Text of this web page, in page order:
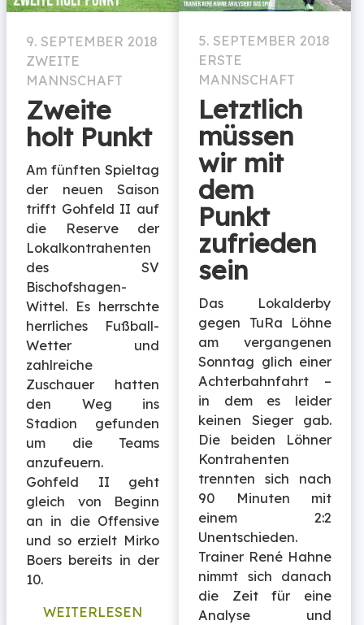
9. SEPTEMBER 2018
ZWEITE
MANNSCHAFT
Zweite
holt Punkt
Am fünften Spieltag
der neuen Saison
trifft Gohfeld II auf
die Reserve der
Lokalkontrahenten
des SV
Bischofshagen-
Wittel. Es herrschte
herrliches Fußball-
Wetter und
zahlreiche
Zuschauer hatten
den Weg ins
Stadion gefunden
um die Teams
anzufeuern.
Gohfeld II geht
gleich von Beginn
an in die Offensive
und so erzielt Mirko
Boers bereits in der
10.
WEITERLESEN
5. SEPTEMBER 2018
ERSTE
MANNSCHAFT
Letztlich
müssen
wir mit
dem
Punkt
zufrieden
sein
Das Lokalderby
gegen TuRa Löhne
am vergangenen
Sonntag glich einer
Achterbahnfahrt –
in dem es leider
keinen Sieger gab.
Die beiden Löhner
Kontrahenten
trennten sich nach
90 Minuten mit
einem 2:2
Unentschieden.
Trainer René Hahne
nimmt sich danach
die Zeit für eine
Analyse und